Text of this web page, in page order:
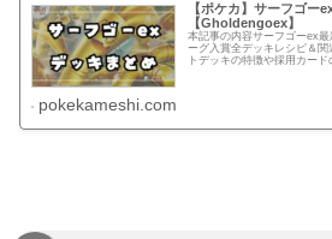
【ポケカ】サーフゴー
【Gholdengoex】
本記事の内容サーフゴーex
ーグ入賞全デッキレシピ＆
トデッキの特徴や採用カー
pokekameshi.com